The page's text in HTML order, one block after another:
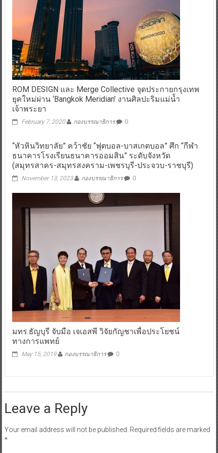
ROM DESIGN และ Merge Collective จุดประกายกรุงเทพ
ยุคใหม่ผ่าน ‘Bangkok Meridian’ งานศิลปะริมแม่น้ำ
เจ้าพระยา
February 7, 2020 กองบรรณาธิการ 0
“หัวหินวิทยาลัย” คว้าชัย “ฟุตบอล-บาสเกตบอล” ศึก “กีฬา
ธนาคารโรงเรียนธนาคารออมสิน” ระดับจังหวัด
(สมุทรสาคร-สมุทรสงคราม-เพชรบุรี-ประจวบ-ราชบุรี)
November 13, 2023 กองบรรณาธิการ 0
มทร.ธัญบุรี จับมือ เจเอสพี วิจัยกัญชาเพื่อประโยชน์
ทางการแพทย์
May 15, 2019 กองบรรณาธิการ 0
Leave a Reply
Your email address will not be published. Required fields are marked
*